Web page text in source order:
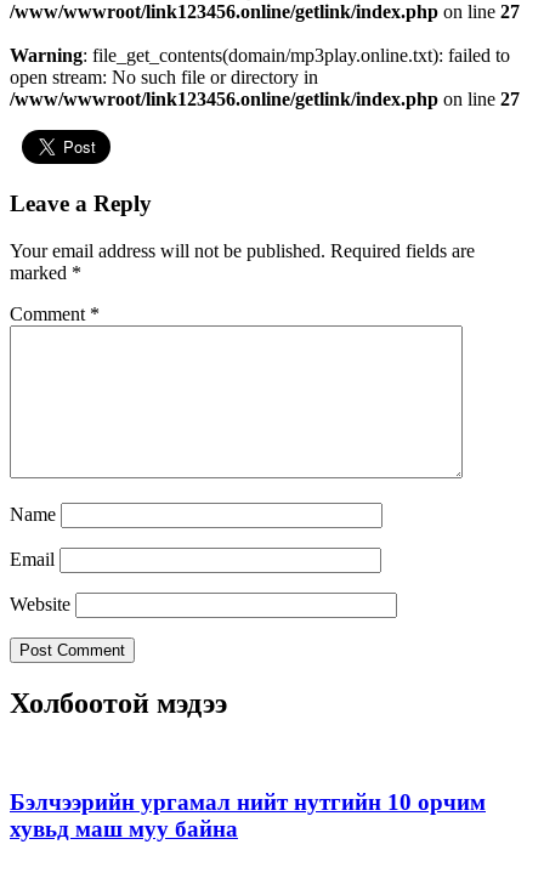
/www/wwwroot/link123456.online/getlink/index.php on line 27
Warning: file_get_contents(domain/mp3play.online.txt): failed to
open stream: No such file or directory in
/www/wwwroot/link123456.online/getlink/index.php on line 27
Leave a Reply
Your email address will not be published. Required fields are
marked *
Comment *
Name
Email
Website
Холбоотой мэдээ
Бэлчээрийн ургамал нийт нутгийн 10 орчим
хувьд маш муу байна